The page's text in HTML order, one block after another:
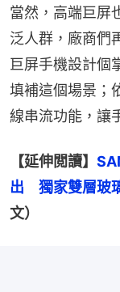
當然，高端巨屏
泛人群，廠商們
巨屏手機設計個
填補這個場景；
線串流功能，讓
【延伸閲讀】
出　獨家雙層玻
文）